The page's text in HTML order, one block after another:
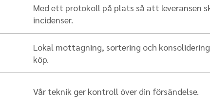
Med ett protokoll på plats så att leveransen
incidenser.
Lokal mottagning, sortering och
köp.
Vår teknik ger kontroll över din försändelse.